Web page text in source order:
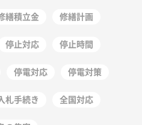
繕積立金 修繕計画
停止対応 停止時間
停電対応 停電対策
札手続き 全国対応